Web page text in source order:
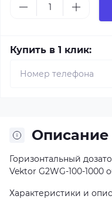
Купить в 1 клик:
Описание
Горизонтальный
Vektor G2WG-100-1000
Характеристики и